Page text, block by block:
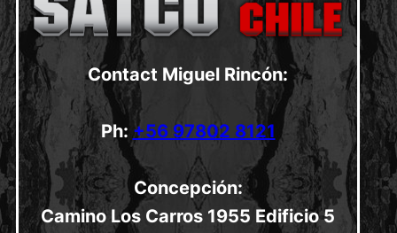
Contact Miguel Rincón:
Ph: +56 97802 8121
Concepción:
Camino Los Carros 1955 Edificio 5